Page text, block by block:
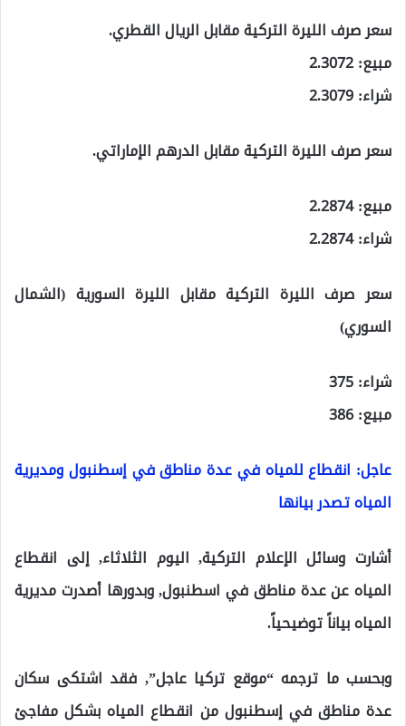
سعر صرف الليرة التركية مقابل الريال القطري.
مبيع: 2.3072
شراء: 2.3079
سعر صرف الليرة التركية مقابل الدرهم الإماراتي.
مبيع: 2.2874
شراء: 2.2874
سعر صرف الليرة التركية مقابل الليرة السورية (الشمال
السوري)
شراء: 375
مبيع: 386
عاجل: انقطاع للمياه في عدة مناطق في إسطنبول ومديرية
المياه تصدر بيانها
أشارت وسائل الإعلام التركية, اليوم الثلاثاء, إلى انقطاع
المياه عن عدة مناطق في اسطنبول, وبدورها أصدرت مديرية
المياه بياناً توضيحياً.
وبحسب ما ترجمه “موقع تركيا عاجل”, فقد اشتكى سكان
عدة مناطق في إسطنبول من انقطاع المياه بشكل مفاجئ